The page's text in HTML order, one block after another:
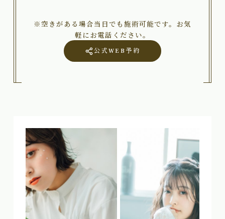
※空きがある場合当日でも施術可能です。お気
軽にお電話ください。
公式WEB予約